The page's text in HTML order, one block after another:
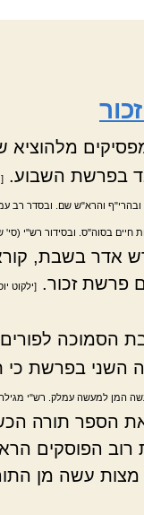
מלהוציא
בפרשת השבוע.
ובהרי"ף והרא"ש שם. ובסדר רב
בסוה"ס. ובסידור רש"י (סי'
אדר בשבת,
פרשת זכור. [ילקוט
הסמוכה
השני בפרשת
המן למעשה עמלק. רש"י
הספר תורה
הפוסקים
מצות עשה מן